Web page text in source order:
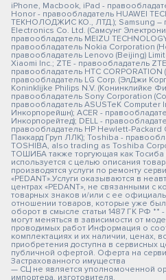
iPhone, Macbook, iPad -
Honor - правообладатель HUAWEI
ТЕКНОЛОДЖИС КО., ЛТД.); Samsung –
Electronics Co. Ltd. (Самсунг
правообладатель MEIZU
правообладатель Nokia Corporation
правообладатель Lenovo (Beijing)
Xiaomi Inc.; ZTE - правообладатель
правообладатель HTC
правообладатель LG Corp. (ЭлДжи
Koninklijke Philips N.V. (Конинклийке
правообладатель Sony Corporation
правообладатель ASUSTeK Computer
Инкорпорейшн); ACER -
Инкорпорейтед); DELL -
правообладатель HP Hewlett-Packard
Паккард Груп ЛЛК); Toshiba -
TOSHIBA, also trading as Toshiba
ТОШИБА также торгующая как
используется с целью описания
производятся услуги по ремонту
«PEDANT».Услуги оказываются в
центрах «PEDANT», не связанными с
товарных знаков и/или с ее
отношении товаров, которые уже
оборот в смысле статьи 1487 ГК РФ **
могут меняться в зависимости от
проводимых работ Информация о
комплектациях и их наличии, ценах,
приобретения доступна в сервисных
публичной офертой. Оферта на
Застрахованного имущества
— СЦ не является уполномоченной
импортера, изготовителя.